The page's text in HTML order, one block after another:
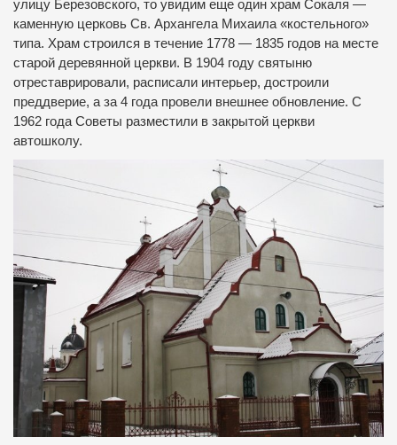
улицу Березовского, то увидим еще один храм Сокаля —
каменную церковь Св. Архангела Михаила «костельного»
типа. Храм строился в течение 1778 — 1835 годов на месте
старой деревянной церкви. В 1904 году святыню
отреставрировали, расписали интерьер, достроили
преддверие, а за 4 года провели внешнее обновление. С
1962 года Советы разместили в закрытой церкви
автошколу.